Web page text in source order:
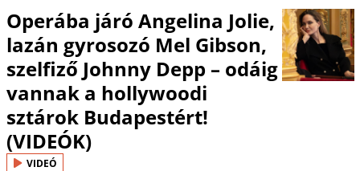
Operába járó Angelina Jolie,
lazán gyrosozó Mel Gibson,
szelfiző Johnny Depp – odáig
vannak a hollywoodi
sztárok Budapestért!
(VIDEÓK)
VIDEÓ